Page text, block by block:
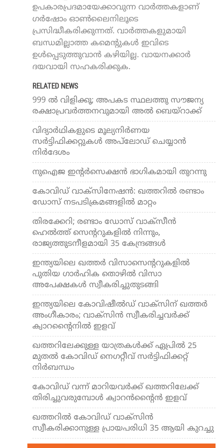
ഉപകാരപ്രദമായേക്കാവുന്ന വാർത്തകളാണ്
ഗർഷോം ഓൺലൈനിലൂടെ
പ്രസിദ്ധീകരിക്കുന്നത്. വാർത്തകളുമായി
ബന്ധമില്ലാത്ത കമെന്റുകൾ ഇവിടെ
ഉൾപ്പെടുത്തുവാൻ കഴിയില്ല. വായനക്കാർ
ദയവായി സഹകരിക്കുക.
RELATED NEWS
999 ൽ വിളിക്കൂ; അപകട സ്ഥലത്തു സൗജന്യ
രക്ഷാപ്രവർത്തനവുമായി അല്‍ ബെയ്‌റാക്ക്
വിദ്യാര്‍ഥികളുടെ മൂല്യനിര്‍ണയ
സര്‍ട്ടിഫിക്കറ്റുകള്‍ അപ്‌ലോഡ് ചെയ്യാന്‍
നിര്‍ദേശം
നുഐജ ഇന്റര്‍സെക്ഷന്‍ ഭാഗികമായി തുറന്നു
കോവിഡ് വാക്‌സിനേഷന്‍: ഖത്തറില്‍ രണ്ടാം
ഡോസ് നടപടിക്രമങ്ങളില്‍ മാറ്റം
തിരക്കേറി; രണ്ടാം ഡോസ് വാക്‌സീന്‍
ഹെല്‍ത്ത് സെന്ററുകളില്‍ നിന്നും,
രാജ്യത്തുടനീളമായി 35 കേന്ദ്രങ്ങള്‍
ഇന്ത്യയിലെ ഖത്തര്‍ വിസാസെന്ററുകളില്‍
പുതിയ ഗാര്‍ഹിക തൊഴില്‍ വിസാ
അപേക്ഷകള്‍ സ്വീകരിച്ചുതുടങ്ങി
ഇന്ത്യയിലെ കോവിഷീല്‍ഡ് വാക്‌സിന് ഖത്തര്‍
അംഗീകാരം; വാക്‌സിന്‍ സ്വീകരിച്ചവര്‍ക്ക്
ക്വാറന്റൈനില്‍ ഇളവ്
ഖത്തറിലേക്കുള്ള യാത്രകള്‍ക്ക് ഏപ്രില്‍ 25
മുതല്‍ കോവിഡ് നെഗറ്റീവ് സര്‍ട്ടിഫിക്കറ്റ്
നിര്‍ബന്ധം
കോവിഡ് വന്ന് മാറിയവര്‍ക്ക് ഖത്തറിലേക്ക്
തിരിച്ചുവരുമ്പോള്‍ ക്വാറന്‍ന്റൈന്‍ ഇളവ്
ഖത്തറില്‍ കോവിഡ് വാക്‌സിന്‍
സ്വീകരിക്കാനുള്ള പ്രായപരിധി 35 ആയി കുറച്ചു